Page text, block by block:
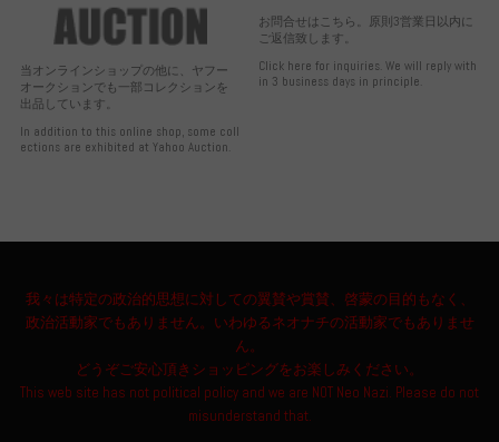
当オンラインショップの他に、ヤフー
オークションでも一部コレクションを
出品しています。
In addition to this online shop, some coll
ections are exhibited at Yahoo Auction.
お問合せはこちら。原則3営業日以内に
ご返信致します。
Click here for inquiries. We will reply with
in 3 business days in principle.
我々は特定の政治的思想に対しての翼賛や賞賛、啓蒙の目的もなく、
政治活動家でもありません。いわゆるネオナチの活動家でもありませ
ん。
どうぞご安心頂きショッピングをお楽しみください。
This web site has not political policy and we are NOT Neo Nazi. Please do not
misunderstand that.